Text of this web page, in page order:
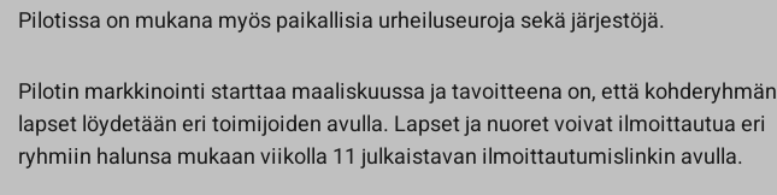
Pilotissa on mukana myös paikallisia urheiluseuroja sekä järjestöjä.
Pilotin markkinointi starttaa maaliskuussa ja tavoitteena on, että kohderyhmän
lapset löydetään eri toimijoiden avulla. Lapset ja nuoret voivat ilmoittautua eri
ryhmiin halunsa mukaan viikolla 11 julkaistavan ilmoittautumislinkin avulla.